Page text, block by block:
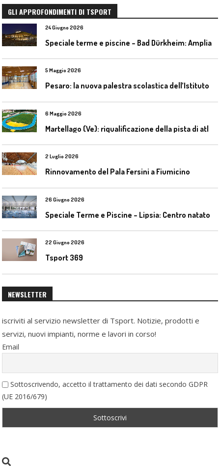
GLI APPROFONDIMENTI DI TSPORT
24 Giugno 2026
5 Maggio 2026
6 Maggio 2026
2 Luglio 2026
Rinnovamento del Pala Fersini a Fiumicino
26 Giugno 2026
22 Giugno 2026
Tsport 369
NEWSLETTER
iscriviti al servizio newsletter di Tsport. Notizie, prodotti e
servizi, nuovi impianti, norme e lavori in corso!
Email
Sottoscrivendo, accetto il trattamento dei dati secondo GDPR
(UE 2016/679)